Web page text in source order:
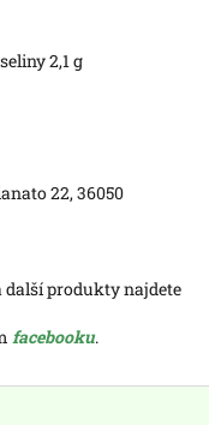
2,1 g
22, 36050
další produkty najdete
facebooku.